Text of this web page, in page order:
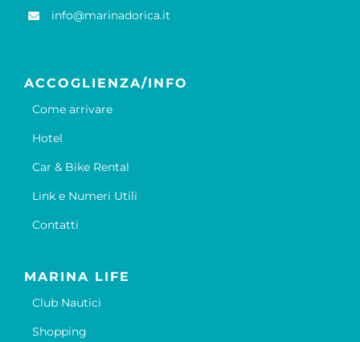
info@marinadorica.it
ACCOGLIENZA/INFO
Come arrivare
Hotel
Car & Bike Rental
Link e Numeri Utili
Contatti
MARINA LIFE
Club Nautici
Shopping